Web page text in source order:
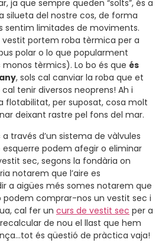
ja que sempre queden “solts”, és a
silueta del nostre cos, de forma
sentim limitades de moviments.
vestit portem roba tèrmica per a
polar o lo que popularment
monos tèrmics). Lo bo és que és
, sols cal canviar la roba que et
tenir diversos neoprens! Ah i
flotabilitat, per suposat, cosa molt
deixant rastre pel fons del mar.
a través d’un sistema de vàlvules
podem afegir o eliminar
sec, segons la fondària on
notarem que l’aire es
a aigües més somes notarem que
podem comprar-nos un vestit sec i
cal fer un curs de vestit sec per a
de nou el llast que hem
és qüestió de pràctica vaja!